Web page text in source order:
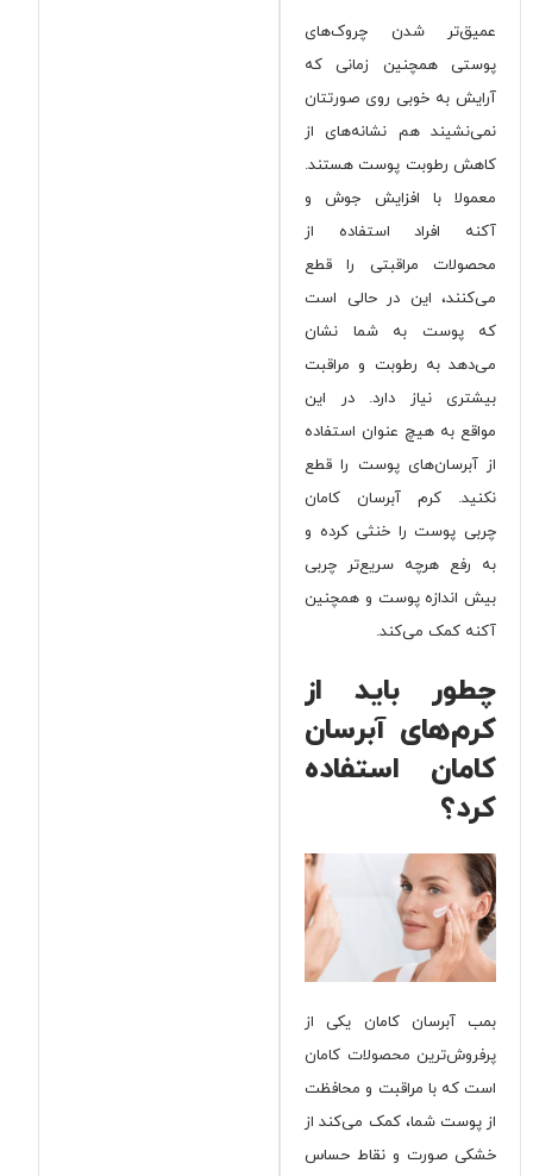
عمیق‌تر شدن چروک‌های
پوستی همچنین زمانی که
آرایش به خوبی روی صورتتان
نمی‌نشیند هم نشانه‌های از
کاهش رطوبت پوست هستند.
معمولا با افزایش جوش و
آکنه افراد استفاده از
محصولات مراقبتی را قطع
می‌کنند، این در حالی است
که پوست به شما نشان
می‌دهد به رطوبت و مراقبت
بیشتری نیاز دارد. در این
مواقع به هیچ عنوان استفاده
از آبرسان‌های پوست را قطع
نکنید. کرم آبرسان کامان
چربی پوست را خنثی کرده و
به رفع هرچه سریع‌تر چربی
بیش اندازه پوست و همچنین
آکنه کمک می‌کند.
چطور باید از
کرم‌های آبرسان
کامان استفاده
کرد؟
بمب آبرسان کامان یکی از
پرفروش‌ترین محصولات کامان
است که با مراقبت و محافظت
از پوست شما، کمک می‌کند از
خشکی صورت و نقاط حساس